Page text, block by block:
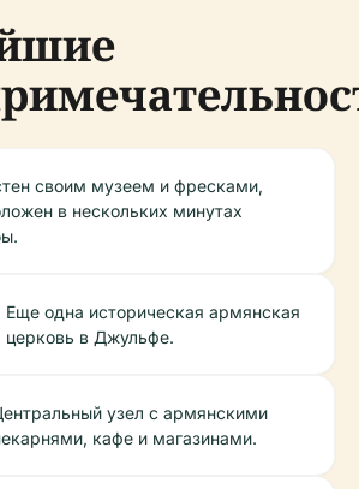
своим музеем и фресками,
в нескольких минутах
Еще одна историческая армянская
церковь в Джульфе.
узел с армянскими
кафе и магазинами.